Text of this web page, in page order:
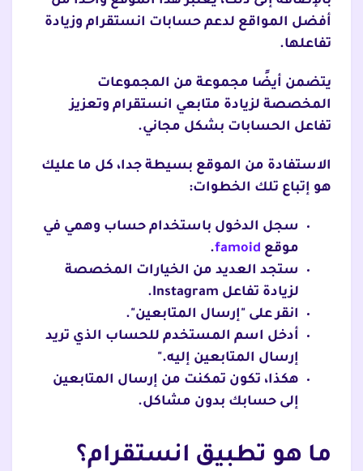
أفضل المواقع لدعم حسابات انستقرام وزيادة
تفاعلها.
يتضمن أيضًا مجموعة من المجموعات
المخصصة لزيادة متابعي انستقرام وتعزيز
تفاعل الحسابات بشكل مجاني.
الاستفادة من الموقع بسيطة جدا، كل ما عليك
هو إتباع تلك الخطوات:
سجل الدخول باستخدام حساب وهمي في
موقع famoid
.
ستجد العديد من الخيارات المخصصة
لزيادة تفاعل Instagram.
انقر على "إرسال المتابعين".
أدخل اسم المستخدم للحساب الذي تريد
إرسال المتابعين إليه."
هكذا، تكون تمكنت من إرسال المتابعين
إلى حسابك بدون مشاكل.
ما هو تطبيق انستقرام؟